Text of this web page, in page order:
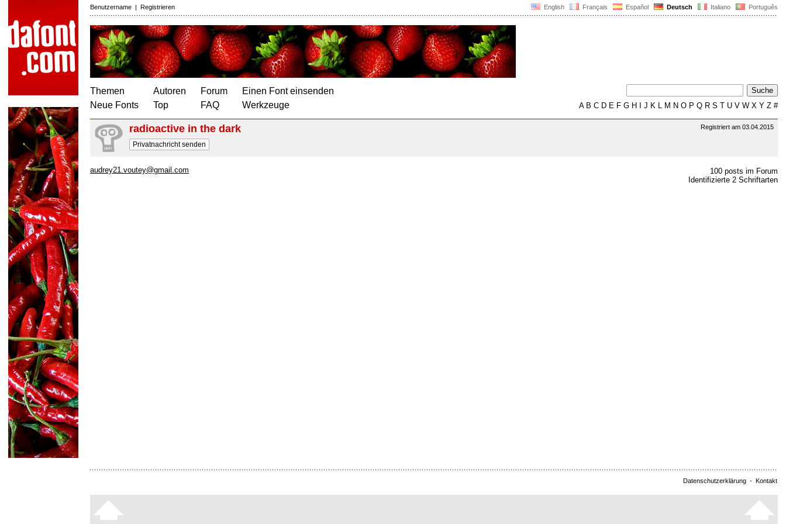
English Français Español Deutsch Italiano Português
Benutzername | Registrieren
Themen
Neue Fonts
Autoren
Top
Forum
FAQ
Einen Font einsenden
Werkzeuge
AB C D E F G H J K L M N O P Q R S T U V W X Y Z #
Registriert am 03.04.2015
radioactive in the dark
Privatnachricht senden
100 posts im Forum
Identifizierte 2 Schriftarten
audrey21.voutey@gmail.com
Datenschutzerklärung - Kontakt